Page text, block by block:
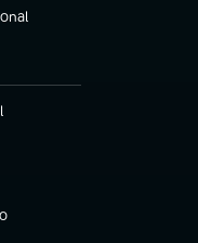
aba)